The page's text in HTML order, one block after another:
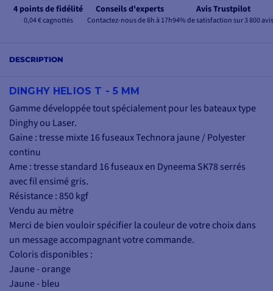
4 points de fidélité
0,04 € cagnottés
Conseils d'experts
Contactez-nous de 8h à 17h
Avis Trustpilot
94% de satisfaction sur 3 800 avis
DESCRIPTION
DINGHY HELIOS T - 5 MM
Gamme développée tout spécialement pour les bateaux type
Dinghy ou Laser.
Gaine : tresse mixte 16 fuseaux Technora jaune / Polyester
continu
Ame : tresse standard 16 fuseaux en Dyneema SK78 serrés
avec fil ensimé gris.
Résistance : 850 kgf
Vendu au mètre
Merci de bien vouloir spécifier la couleur de votre choix dans
un message accompagnant votre commande.
Coloris disponibles :
Jaune - orange
Jaune - bleu